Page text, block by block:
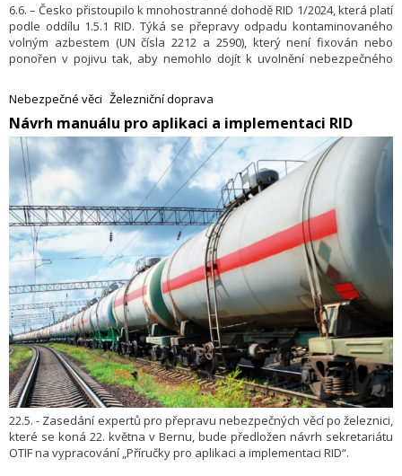
6.6. – Česko přistoupilo k mnohostranné dohodě RID 1/2024, která platí
podle oddílu 1.5.1 RID. Týká se přepravy odpadu kontaminovaného
volným azbestem (UN čísla 2212 a 2590), který není fixován nebo
ponořen v pojivu tak, aby nemohlo dojít k uvolnění nebezpečného
loženém stavu podle ustanovení kódů VC 1 a VC 2 pododdílu
7.3.3.1 RID.
Nebezpečné věci Železniční doprava
Návrh manuálu pro aplikaci a implementaci RID
22.5. - Zasedání expertů pro přepravu nebezpečných věcí po železnici,
které se koná 22. května v Bernu, bude předložen návrh sekretariátu
OTIF na vypracování „Příručky pro aplikaci a implementaci RID“.